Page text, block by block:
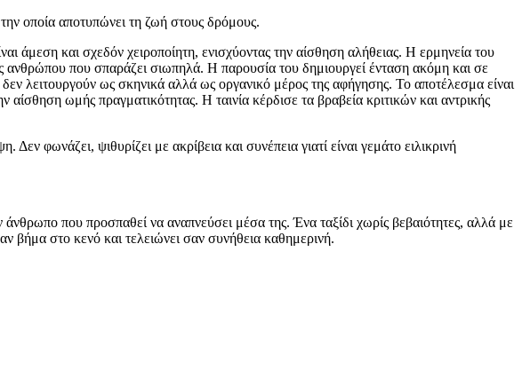
οποία αποτυπώνει τη ζωή στους δρόμους.
άμεση και σχεδόν χειροποίητη, ενισχύοντας την αίσθηση αλήθειας. Η ερμηνεία του
ανθρώπου που σπαράζει σιωπηλά. Η παρουσία του δημιουργεί ένταση ακόμη και σε
λειτουργούν ως σκηνικά αλλά ως οργανικό μέρος της αφήγησης. Το αποτέλεσμα είναι
ωμής πραγματικότητας. Η ταινία κέρδισε τα βραβεία κριτικών και αντρικής
φωνάζει, ψιθυρίζει με ακρίβεια και συνέπεια γιατί είναι γεμάτο ειλικρινή
που προσπαθεί να αναπνεύσει μέσα της. Ένα ταξίδι χωρίς βεβαιότητες, αλλά με
βήμα στο κενό και τελειώνει σαν συνήθεια καθημερινή.